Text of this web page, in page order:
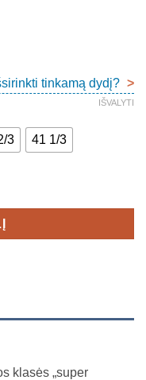
tinkamą dydį? >
3 41 1/3
IŠVALYTI
klasės „super